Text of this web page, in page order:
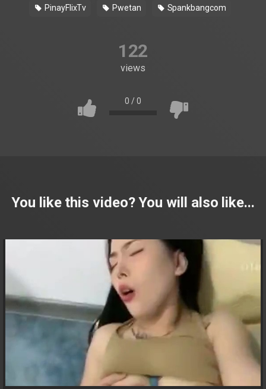
PinayFlixTv Pwetan Spankbangcom
122
views
0 /0
You like this video? You will also like...